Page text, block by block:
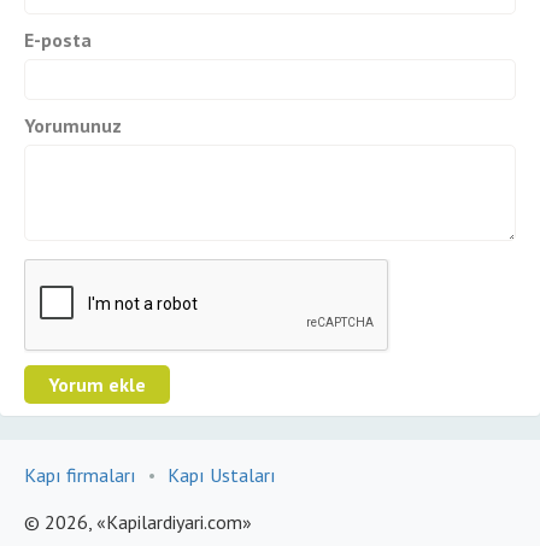
E-posta
Yorumunuz
Kapı firmaları • Kapı Ustaları
© 2026, «Kapilardiyari.com»